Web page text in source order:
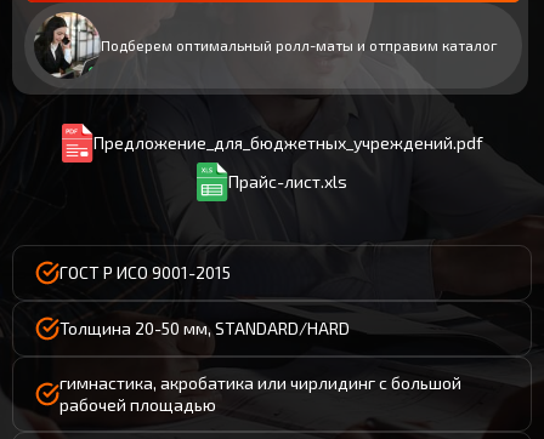
Подберем оптимальный ролл-маты и отправим каталог
Предложение_для_бюджетных_учреждений.pdf
Прайс-лист.xls
ГОСТ Р ИСО 9001-2015
Толщина 20-50 мм, STANDARD/HARD
гимнастика, акробатика или чирлидинг с большой
рабочей площадью